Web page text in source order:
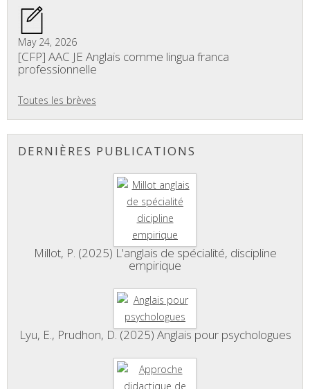
May 24, 2026
[CFP] AAC JE Anglais comme lingua franca
professionnelle
Toutes les brèves
DERNIÈRES PUBLICATIONS
Millot, P. (2025) L'anglais de spécialité, discipline
empirique
Lyu, E., Prudhon, D. (2025) Anglais pour psychologues